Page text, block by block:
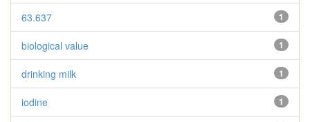
1
63.637
1
biological value
1
drinking milk
1
iodine